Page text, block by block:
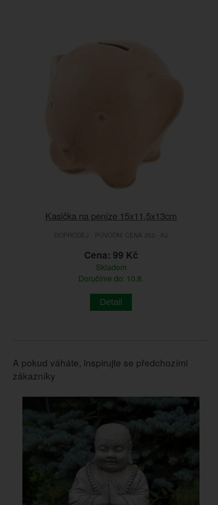
Kasička na peníze 15x11,5x13cm
DOPRODEJ - PŮVODNÍ CENA 252.- Kč
Cena: 99 Kč
Skladem
Doručíme do: 10.8.
Detail
A pokud váháte, inspirujte se předchozími
zákazníky